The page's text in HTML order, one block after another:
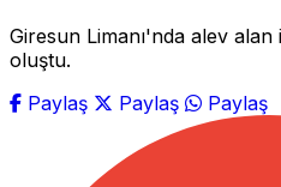
Giresun Limanı'nda alev
oluştu.
Paylaş
Paylaş Paylaş